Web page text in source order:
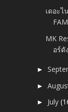
เดอะ
MK
อร์ดั
►
►
► July